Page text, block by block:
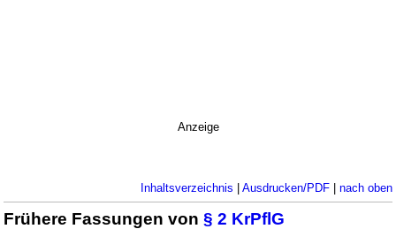
Anzeige
Inhaltsverzeichnis | Ausdrucken/PDF| nach oben
Frühere Fassungen von§ 2 KrPflG